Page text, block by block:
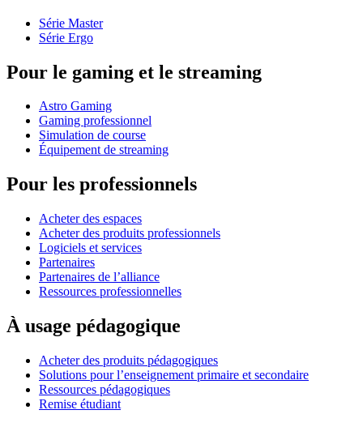
Série Master
Série Ergo
Pour le gaming et le streaming
Astro Gaming
Gaming professionnel
Simulation de course
Équipement de streaming
Pour les professionnels
Acheter des espaces
Acheter des produits professionnels
Logiciels et services
Partenaires
Partenaires de l’alliance
Ressources professionnelles
À usage pédagogique
Acheter des produits pédagogiques
Solutions pour l’enseignement primaire et secondaire
Ressources pédagogiques
Remise étudiant